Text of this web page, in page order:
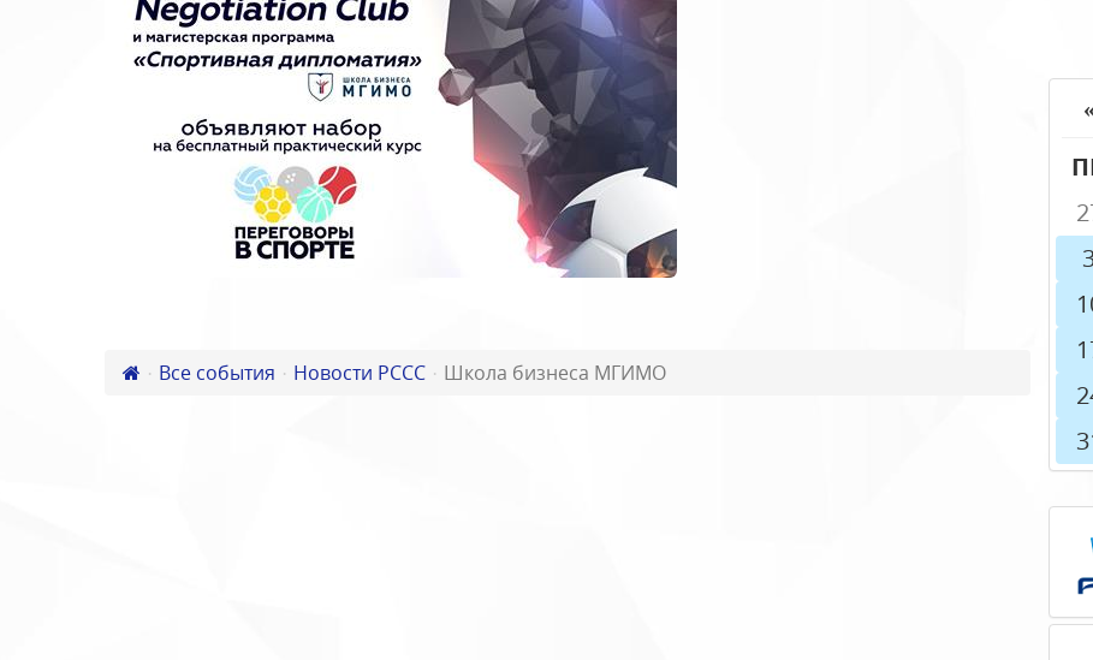
Все события Новости РССС Школа бизнеса МГИМО
«